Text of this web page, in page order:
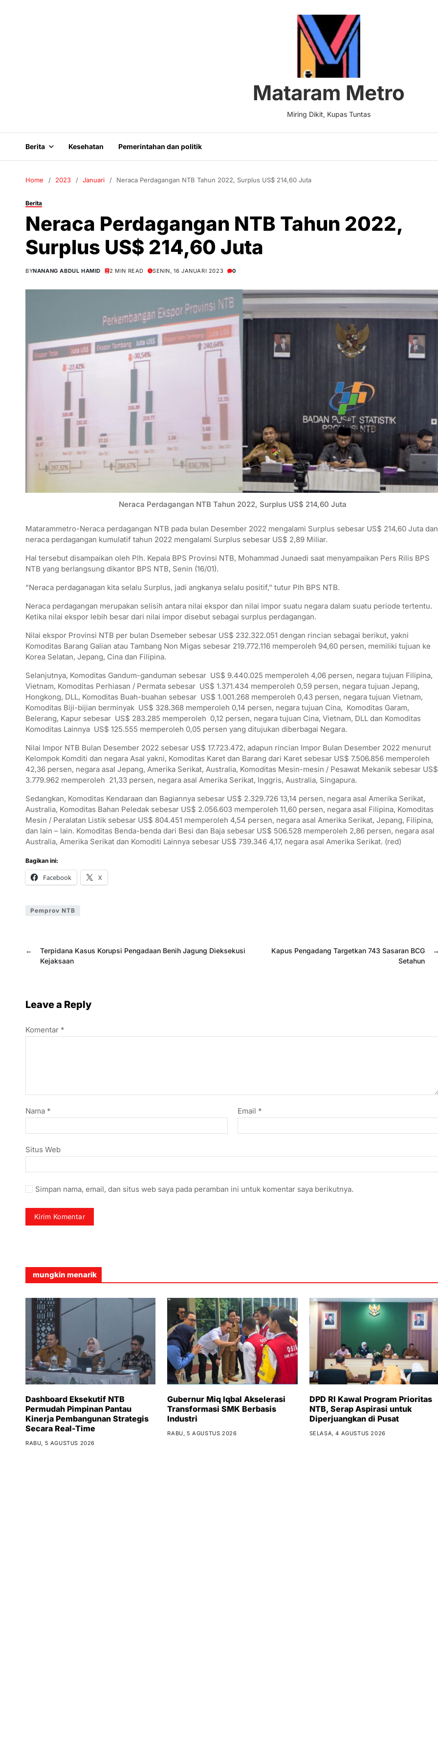
Mataram Metro
Miring Dikit, Kupas Tuntas
Berita Kesehatan Pemerintahan dan politik
Home 2023 Januari Neraca Perdagangan NTB Tahun 2022, Surplus US$ 214,60 Juta
Berita
Neraca Perdagangan NTB Tahun 2022,
Surplus US$ 214,60 Juta
BYNANANG ABDUL HAMID 2 MIN READ SENIN, 16 JANUARI 2023 0
Neraca Perdagangan NTB Tahun 2022, Surplus US$ 214,60 Juta
Matarammetro-Neraca perdagangan NTB pada bulan Desember 2022 mengalami Surplus sebesar US$ 214,60 Juta dan
neraca perdagangan kumulatif tahun 2022 mengalami Surplus sebesar US$ 2,89 Miliar.
Hal tersebut disampaikan oleh Plh. Kepala BPS Provinsi NTB, Mohammad Junaedi saat menyampaikan Pers Rilis BPS
NTB yang berlangsung dikantor BPS NTB, Senin (16/01).
“Neraca perdaganagan kita selalu Surplus, jadi angkanya selalu positif,” tutur Plh BPS NTB.
Neraca perdagangan merupakan selisih antara nilai ekspor dan nilai impor suatu negara dalam suatu periode tertentu.
Ketika nilai ekspor lebih besar dari nilai impor disebut sebagai surplus perdagangan.
Nilai ekspor Provinsi NTB per bulan Dsemeber sebesar US$ 232.322.051 dengan rincian sebagai berikut, yakni
Komoditas Barang Galian atau Tambang Non Migas sebesar 219.772.116 memperoleh 94,60 persen, memiliki tujuan ke
Korea Selatan, Jepang, Cina dan Filipina.
Selanjutnya, Komoditas Gandum-ganduman sebesar US$ 9.440.025 memperoleh 4,06 persen, negara tujuan Filipina,
Vietnam, Komoditas Perhiasan / Permata sebesar US$ 1.371.434 memperoleh 0,59 persen, negara tujuan Jepang,
Hongkong, DLL, Komoditas Buah-buahan sebesar US$ 1.001.268 memperoleh 0,43 persen, negara tujuan Vietnam,
Komoditas Biji-bijian berminyak US$ 328.368 memperoleh 0,14 persen, negara tujuan Cina, Komoditas Garam,
Belerang, Kapur sebesar US$ 283.285 memperoleh 0,12 persen, negara tujuan Cina, Vietnam, DLL dan Komoditas
Komoditas Lainnya US$ 125.555 memperoleh 0,05 persen yang ditujukan diberbagai Negara.
Nilai Impor NTB Bulan Desember 2022 sebesar US$ 17.723.472, adapun rincian Impor Bulan Desember 2022 menurut
Kelompok Komditi dan negara Asal yakni, Komoditas Karet dan Barang dari Karet sebesar US$ 7.506.856 memperoleh
42,36 persen, negara asal Jepang, Amerika Serikat, Australia, Komoditas Mesin-mesin / Pesawat Mekanik sebesar US$
3.779.962 memperoleh 21,33 persen, negara asal Amerika Serikat, Inggris, Australia, Singapura.
Sedangkan, Komoditas Kendaraan dan Bagiannya sebesar US$ 2.329.726 13,14 persen, negara asal Amerika Serikat,
Australia, Komoditas Bahan Peledak sebesar US$ 2.056.603 memperoleh 11,60 persen, negara asal Filipina, Komoditas
Mesin / Peralatan Listik sebesar US$ 804.451 memperoleh 4,54 persen, negara asal Amerika Serikat, Jepang, Filipina,
dan lain – lain. Komoditas Benda-benda dari Besi dan Baja sebesar US$ 506.528 memperoleh 2,86 persen, negara asal
Australia, Amerika Serikat dan Komoditi Lainnya sebesar US$ 739.346 4,17, negara asal Amerika Serikat. (red)
Bagikan ini:
Facebook X
Pemprov NTB
←
Terpidana Kasus Korupsi Pengadaan Benih Jagung Dieksekusi
Kejaksaan
Kapus Pengadang Targetkan 743 Sasaran BCG
Setahun
Leave a Reply
Komentar *
Nama * Email *
Situs Web
Simpan nama, email, dan situs web saya pada peramban ini untuk komentar saya berikutnya.
mungkin menarik
Dashboard Eksekutif NTB
Permudah Pimpinan Pantau
Kinerja Pembangunan Strategis
Secara Real-Time
RABU, 5 AGUSTUS 2026
Gubernur Miq Iqbal Akselerasi
Transformasi SMK Berbasis
Industri
RABU, 5 AGUSTUS 2026
DPD RI Kawal Program Prioritas
NTB, Serap Aspirasi untuk
Diperjuangkan di Pusat
SELASA, 4 AGUSTUS 2026